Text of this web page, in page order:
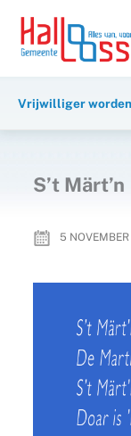
inhoud
naar
Vrijwilliger
S’t Märt’n
5